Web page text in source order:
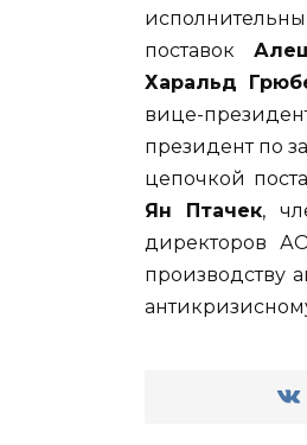
поставок
Харальд
вице-
президент по
цепочкой
Ян Птачек,
директоров
производству